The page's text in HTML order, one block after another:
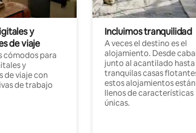
y
de viaje
cómodos para
y
de viaje con
de trabajo
Incluimos tranquilidad
A veces el destino es el
alojamiento. Desde
junto al acantilado hasta
tranquilas casas
estos alojamientos están
llenos de características
únicas.